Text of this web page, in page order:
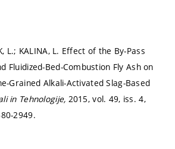
L.; KALINA, L. Effect of the By-Pass
Fluidized-Bed-Combustion Fly Ash on
Grained Alkali-Activated Slag-Based
in Tehnologije, 2015, vol. 49, iss. 4,
2949.